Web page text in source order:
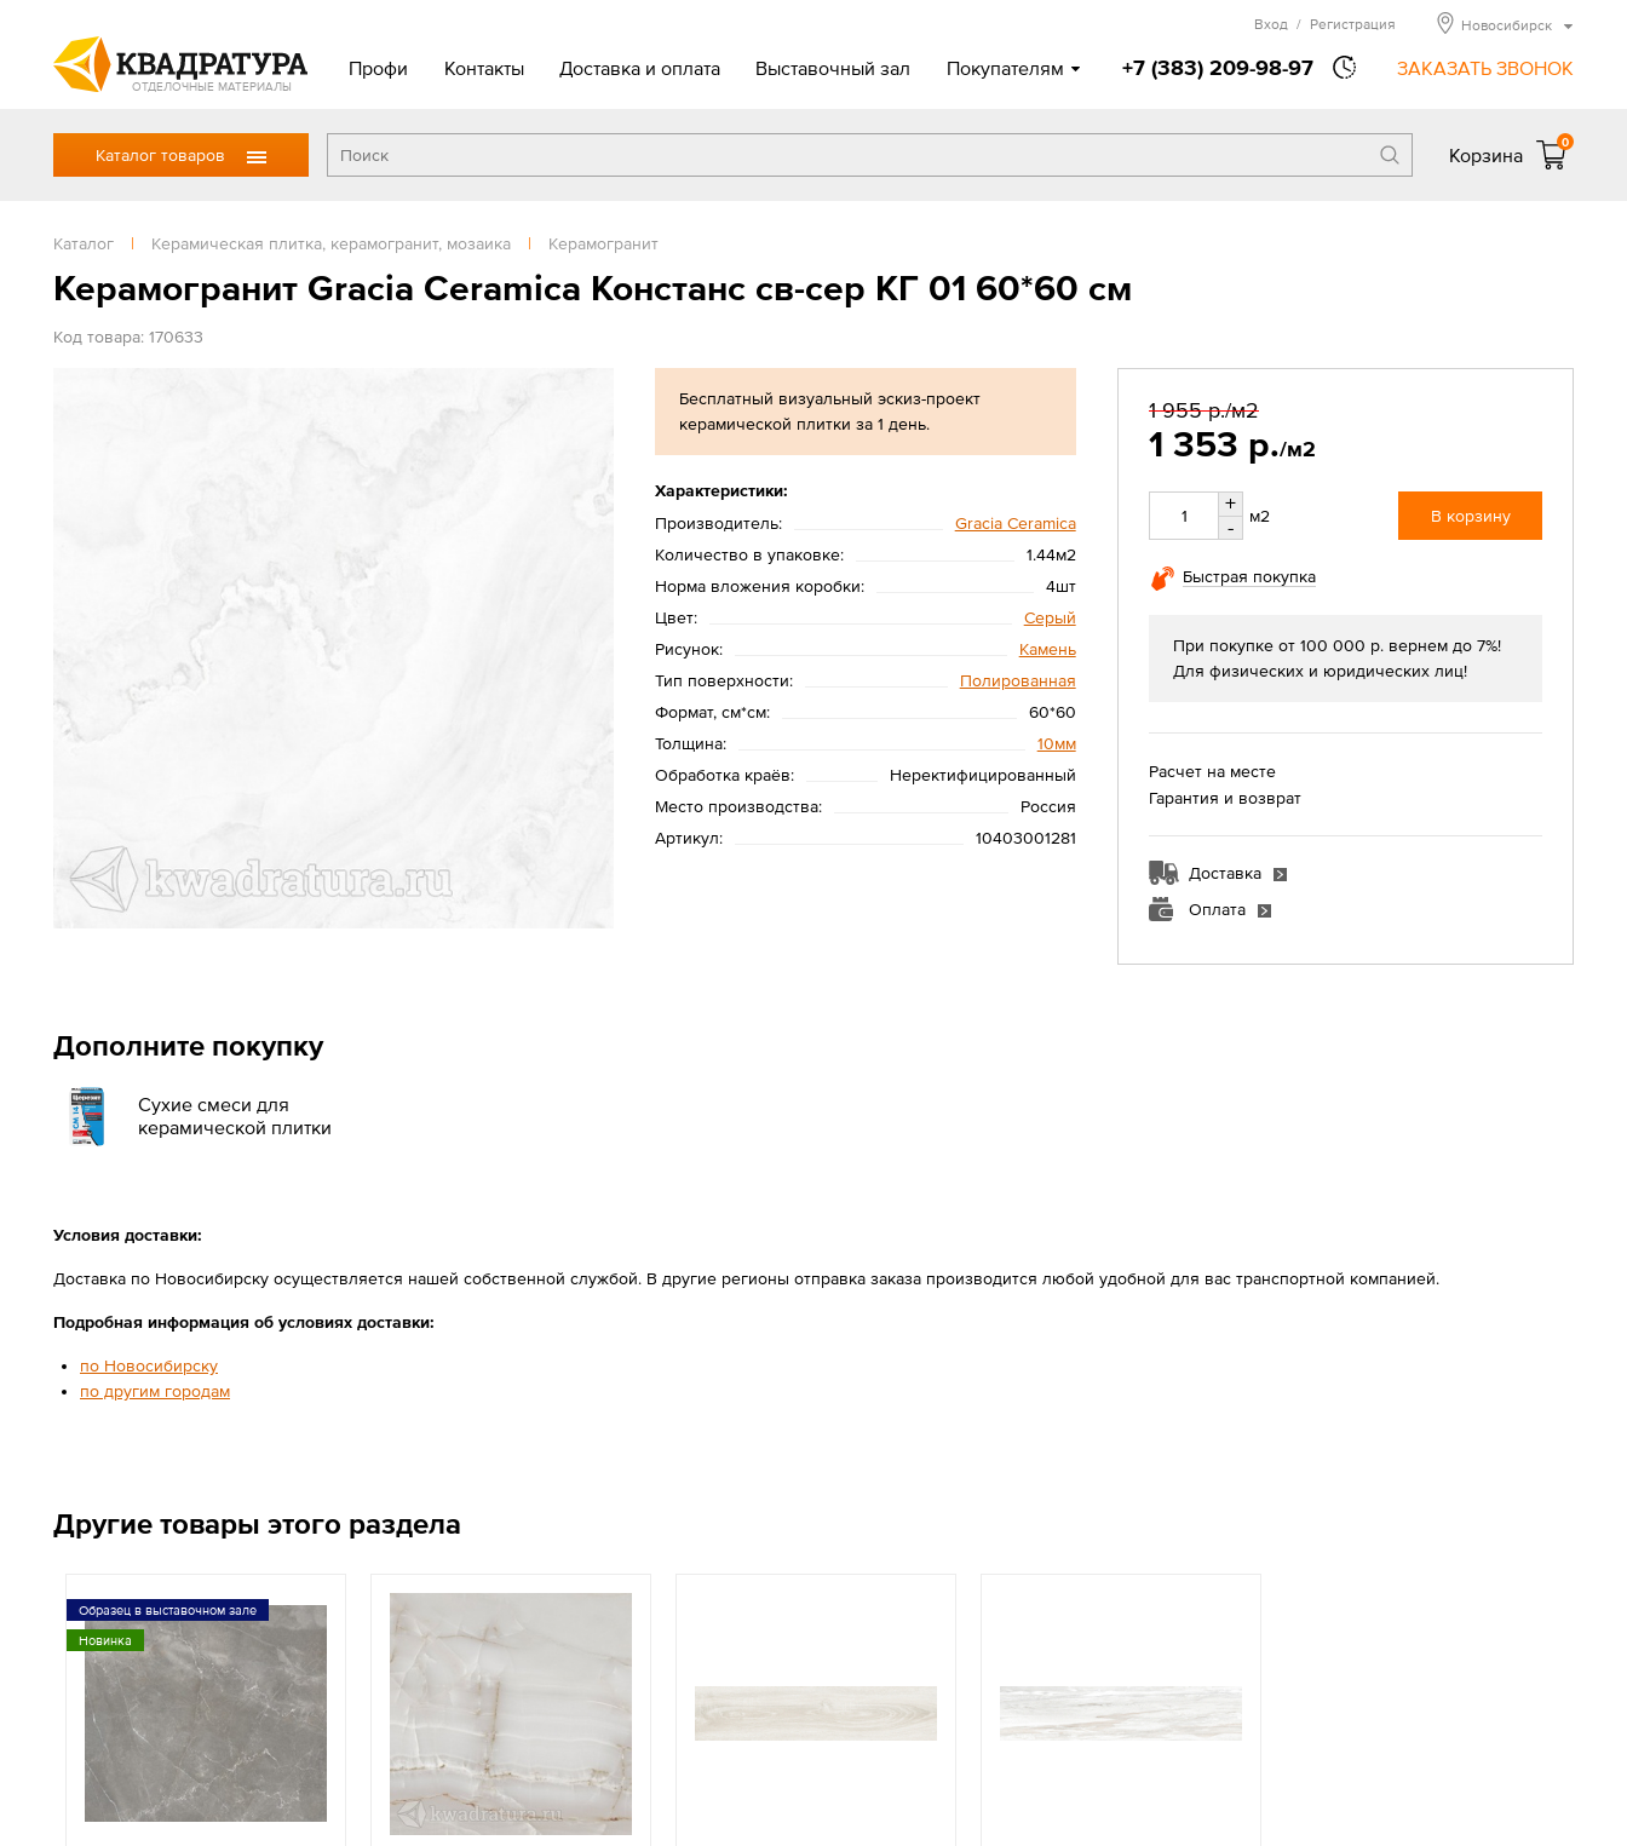
ОТДЕЛОЧНЫЕ МАТЕРИАЛЫ
Профи Контакты Доставка и оплата Выставочный зал Покупателям +7 (383) 209-98-97 ЗАКАЗАТЬ ЗВОНОК
Вход / Регистрация Новосибирск
Каталог товаров Корзина
0
Каталог | Керамическая плитка, керамогранит, мозаика | Керамогранит
Керамогранит Gracia Ceramica Констанс св-сер КГ 01 60*60 см
Код товара: 170633
Бесплатный визуальный эскиз-проект
керамической плитки за 1 день.
Характеристики:
Производитель:
Gracia Ceramica
Количество в упаковке:
1.44м2
Норма вложения коробки:
4шт
Цвет:
Серый
Рисунок:
Камень
Тип поверхности:
Полированная
Формат, см*см:
60*60
Толщина:
10мм
Обработка краёв:
Неректифицированный
Место производства:
Россия
Артикул:
10403001281
1 955 р./м2
1 353 р./м2
+
-
м2 В корзину
Быстрая покупка
При покупке от 100 000 р. вернем до 7%!
Для физических и юридических лиц!
Расчет на месте
Гарантия и возврат
Доставка
Оплата
Дополните покупку
Сухие смеси для
керамической плитки
Условия доставки:
Доставка по Новосибирску осуществляется нашей собственной службой. В другие регионы отправка заказа производится любой удобной для вас транспортной компанией.
Подробная информация об условиях доставки:
по Новосибирску
по другим городам
Другие товары этого раздела
Образец в выставочном зале
Новинка